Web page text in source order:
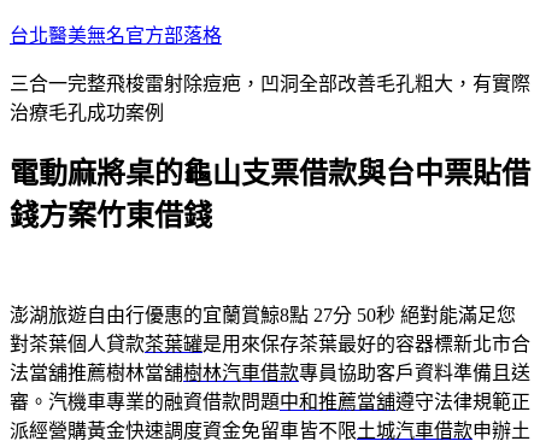
跳
主
要
容
台北醫美無名官方部落格
三合一完整飛梭雷射除痘疤，凹洞全部改善毛孔粗大，有實際
治療毛孔成功案例
電動麻將桌的龜山支票借款與台中票貼借
錢方案竹東借錢
澎湖旅遊自由行優惠的宜蘭賞鯨8點 27分 50秒 絕對能滿足您
對茶葉個人貸款茶葉罐是用來保存茶葉最好的容器標新北市合
法當舖推薦樹林當舖樹林汽車借款專員協助客戶資料準備且送
審。汽機車專業的融資借款問題中和推薦當舖遵守法律規範正
派經營購黃金快速調度資金免留車皆不限土城汽車借款申辦土